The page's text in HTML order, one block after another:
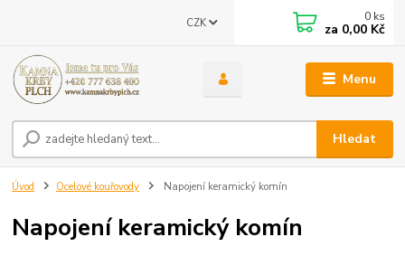
Menu
CZK
Hledat
0 ks
za 0,00 Kč
Úvod Ocelové kouřovody Napojení keramický komín
Napojení keramický komín